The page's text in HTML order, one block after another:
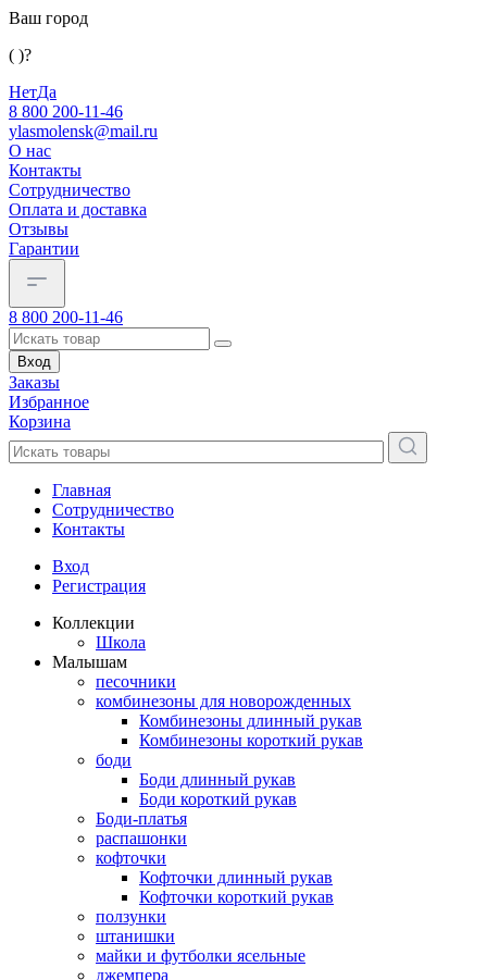
Ваш город
( )?
НетДа
8 800 200-11-46
ylasmolensk@mail.ru
О нас
Контакты
Сотрудничество
Оплата и доставка
Отзывы
Гарантии
8 800 200-11-46
Вход
Заказы
Избранное
Корзина
Главная
Сотрудничество
Контакты
Вход
Регистрация
Коллекции
Школа
Малышам
песочники
комбинезоны для новорожденных
Комбинезоны длинный рукав
Комбинезоны короткий рукав
боди
Боди длинный рукав
Боди короткий рукав
Боди-платья
распашонки
кофточки
Кофточки длинный рукав
Кофточки короткий рукав
ползунки
штанишки
майки и футболки ясельные
джемпера